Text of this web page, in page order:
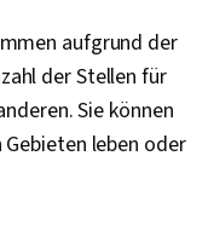
aufgrund der
der Stellen für
Sie können
leben oder